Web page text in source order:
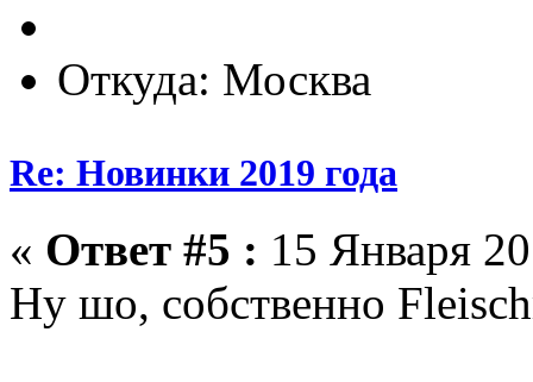
Откуда: Москва
Re: Новинки 2019 года
« Ответ #5 : 15 Января
Ну шо, собственно